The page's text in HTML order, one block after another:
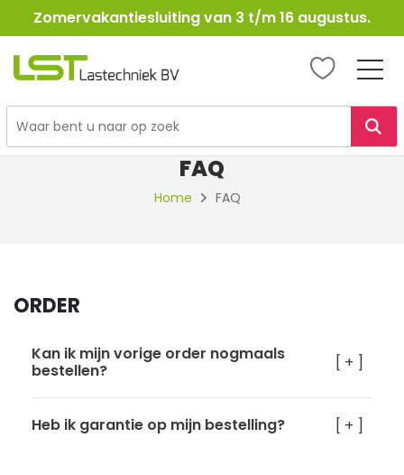
Ga
naar
Zomervakantiesluiting van 3 t/m 16 augustus.
LST
FAQ
Home FAQ
ORDER
Kan ik mijn vorige order nogmaals
bestellen?
[ + ]
Heb ik garantie op mijn bestelling? [ + ]